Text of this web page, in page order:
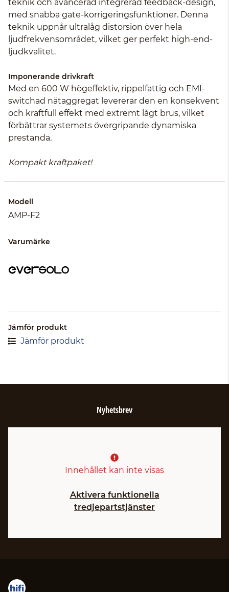
teknik och avancerad integrerad feedback-design,
med snabba gate-korrigeringsfunktioner. Denna
teknik uppnår ultralåg distorsion över hela
ljudfrekvensområdet, vilket ger perfekt high-end-
ljudkvalitet.
Imponerande drivkraft
Med en 600 W högeffektiv, rippelfattig och EMI-
switchad nätaggregat levererar den en konsekvent
och kraftfull effekt med extremt lågt brus, vilket
förbättrar systemets övergripande dynamiska
prestanda.
Kompakt kraftpaket!
Modell
AMP-F2
Varumärke
Jämför produkt
Jämför produkt
Nyhetsbrev
Innehållet kan inte visas
Aktivera funktionella
tredjepartstjänster